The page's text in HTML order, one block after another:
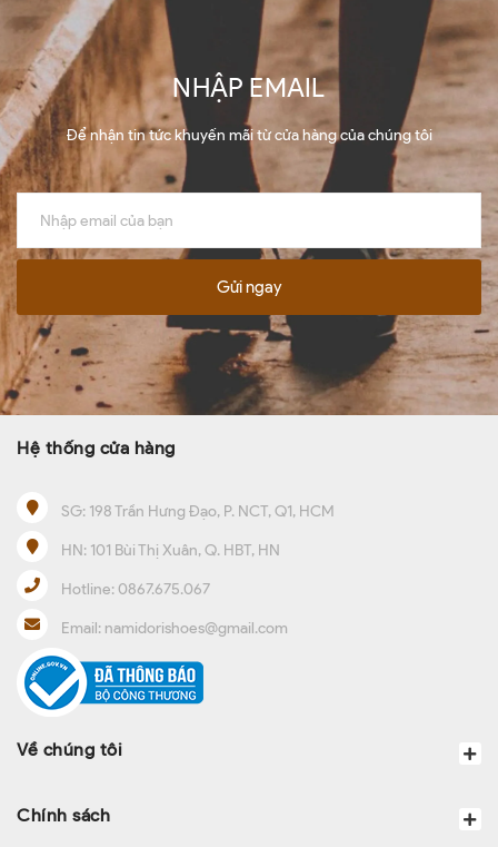
NHẬP EMAIL
Để nhận tin tức khuyến mãi từ cửa hàng của chúng tôi
Gửi ngay
Hệ thống cửa hàng
SG: 198 Trần Hưng Đạo, P. NCT, Q1, HCM
HN: 101 Bùi Thị Xuân, Q. HBT, HN
Hotline:0867.675.067
Email: namidorishoes@gmail.com
Về chúng tôi
Chính sách